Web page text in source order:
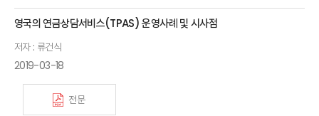
영국의 연금상담서비스(TPAS) 운영사례 및 시사점
저자 : 류건식
2019-03-18
전문